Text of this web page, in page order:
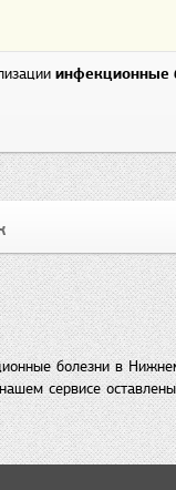
инфекционные
болезни в
сервисе